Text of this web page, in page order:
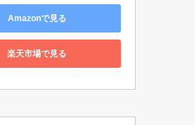
Amazonで見る
楽天市場で見る